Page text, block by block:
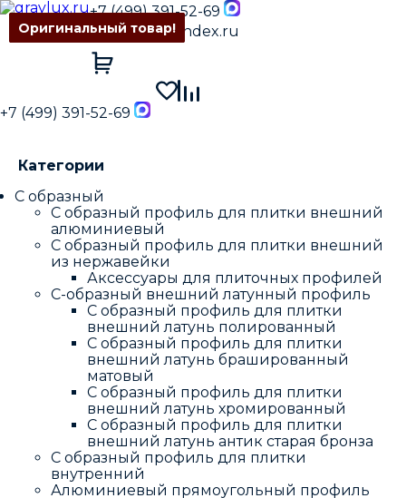
+7 (499) 391-52-69
GrayLux@yandex.ru
+7 (499) 391-52-69
Категории
С образный
С образный профиль для плитки внешний
алюминиевый
С образный профиль для плитки внешний
из нержавейки
Аксессуары для плиточных профилей
С-образный внешний латунный профиль
С образный профиль для плитки
внешний латунь полированный
С образный профиль для плитки
внешний латунь брашированный
матовый
С образный профиль для плитки
внешний латунь хромированный
С образный профиль для плитки
внешний латунь антик старая бронза
С образный профиль для плитки
внутренний
Алюминиевый прямоугольный профиль
Оригинальный товар!
Оригинальный товар!
Оригинальный товар!
Оригинальный товар!
Оригинальный товар!